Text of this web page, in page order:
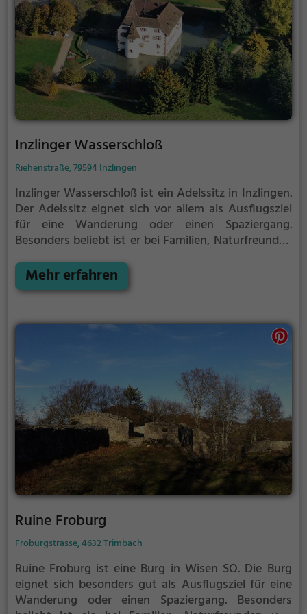
Inzlinger Wasserschloß
Riehenstraße, 79594 Inzlingen
Inzlinger Wasserschloß ist ein Adelssitz in Inzlingen.
Der Adelssitz eignet sich vor allem als Ausflugsziel
für eine Wanderung oder einen Spaziergang.
Besonders beliebt ist er bei Familien, Naturfreunden
historische Aspekte aus längst vergangenen Zeiten
und bietet einen kleinen Einblick in die Geschichte.
Mehr erfahren
Ruine Froburg
Froburgstrasse, 4632 Trimbach
Ruine Froburg ist eine Burg in Wisen SO. Die Burg
eignet sich besonders gut als Ausflugsziel für eine
Wanderung oder einen Spaziergang. Besonders